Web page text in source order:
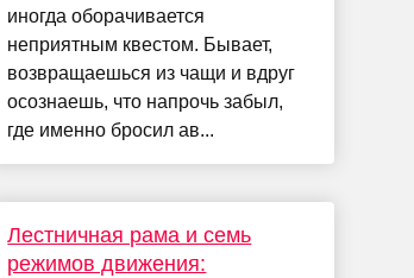
иногда оборачивается
неприятным квестом. Бывает,
возвращаешься из чащи и вдруг
осознаешь, что напрочь забыл,
где именно бросил ав...
Лестничная рама и семь
режимов движения: